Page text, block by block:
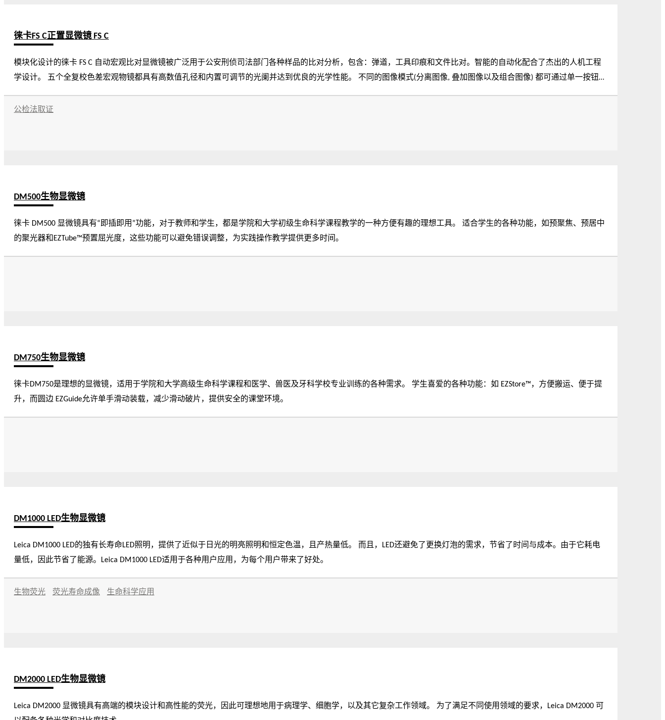
徕卡FS C正置显微镜 FS C
模块化设计的徕卡 FS C 自动宏观比对显微镜被广泛用于公安刑侦司法部门各种样品的比对分析，包含：弹道，工具印痕和文件比对。智能的自动化配合了杰出的人机工程
学设计。 五个全复校色差宏观物镜都具有高数值孔径和内置可调节的光阑并达到优良的光学性能。 不同的图像模式(分离图像, 叠加图像以及组合图像) 都可通过单一按钮的
公检法取证
DM500生物显微镜
徕卡 DM500 显微镜具有“即插即用”功能，对于教师和学生，都是学院和大学初级生命科学课程教学的一种方便有趣的理想工具。 适合学生的各种功能，如预聚焦、预居中
的聚光器和EZTube™预置屈光度，这些功能可以避免错误调整，为实践操作教学提供更多时间。
DM750生物显微镜
徕卡DM750是理想的显微镜，适用于学院和大学高级生命科学课程和医学、兽医及牙科学校专业训练的各种需求。 学生喜爱的各种功能：如 EZStore™，方便搬运、便于提
升，而圆边 EZGuide允许单手滑动装载，减少滑动破片，提供安全的课堂环境。
DM1000 LED生物显微镜
Leica DM1000 LED的独有长寿命LED照明，提供了近似于日光的明亮照明和恒定色温，且产热量低。 而且，LED还避免了更换灯泡的需求，节省了时间与成本。由于它耗电
量低，因此节省了能源。Leica DM1000 LED适用于各种用户应用，为每个用户带来了好处。
生物荧光 荧光寿命成像 生命科学应用
DM2000 LED生物显微镜
Leica DM2000 显微镜具有高端的模块设计和高性能的荧光，因此可理想地用于病理学、细胞学，以及其它复杂工作领域。 为了满足不同使用领域的要求，Leica DM2000 可